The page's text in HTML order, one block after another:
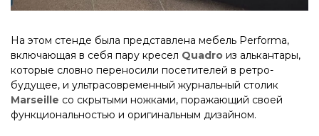
На этом стенде была представлена мебель Performa,
включающая в себя пару кресел Quadro из алькантары,
которые словно переносили посетителей в ретро-
будущее, и ультрасовременный журнальный столик
Marseille со скрытыми ножками, поражающий своей
функциональностью и оригинальным дизайном.